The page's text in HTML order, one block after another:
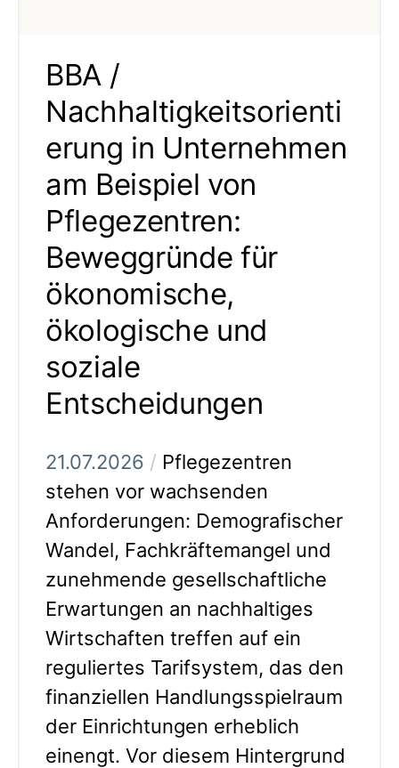
BBA /
Nachhaltigkeitsorienti
erung in Unternehmen
am Beispiel von
Pflegezentren:
Beweggründe für
ökonomische,
ökologische und
soziale
Entscheidungen
21.07.2026 / Pflegezentren
stehen vor wachsenden
Anforderungen: Demografischer
Wandel, Fachkräftemangel und
zunehmende gesellschaftliche
Erwartungen an nachhaltiges
Wirtschaften treffen auf ein
reguliertes Tarifsystem, das den
finanziellen Handlungsspielraum
der Einrichtungen erheblich
einengt. Vor diesem Hintergrund